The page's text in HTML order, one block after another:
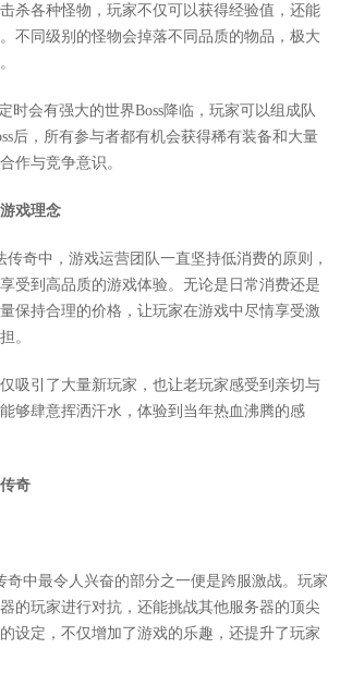
杀各种怪物，玩家不仅可以获得经验值，还能
不同级别的怪物会掉落不同品质的物品，极大
时会有强大的世界Boss降临，玩家可以组成队
后，所有参与者都有机会获得稀有装备和大量
作与竞争意识。
戏理念
传奇中，游戏运营团队一直坚持低消费的原则，
受到高品质的游戏体验。无论是日常消费还是
保持合理的价格，让玩家在游戏中尽情享受激
。
吸引了大量新玩家，也让老玩家感受到亲切与
够肆意挥洒汗水，体验到当年热血沸腾的感
奇
奇中最令人兴奋的部分之一便是跨服激战。玩家
的玩家进行对抗，还能挑战其他服务器的顶尖
设定，不仅增加了游戏的乐趣，还提升了玩家